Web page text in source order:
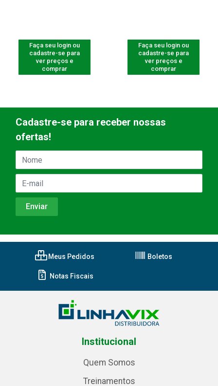
Faça seu login ou
cadastre-se para
ver preços e
comprar
Faça seu login ou
cadastre-se para
ver preços e
comprar
Cadastre-se para receber nossas
ofertas!
Meus Pedidos Boletos
Notas Fiscais
Institucional
Quem Somos
Treinamentos